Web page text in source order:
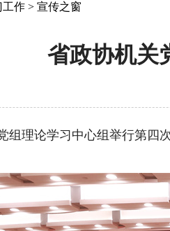
工作 > 宣传之窗
省政协机关
理论学习中心组举行第四